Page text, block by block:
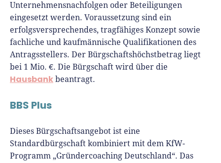
Unternehmensnachfolgen oder Beteiligungen
eingesetzt werden. Voraussetzung sind ein
erfolgsversprechendes, tragfähiges Konzept sowie
fachliche und kaufmännische Qualifikationen des
Antragsstellers. Der Bürgschaftshöchstbetrag liegt
bei 1 Mio. €. Die Bürgschaft wird über die
Hausbank beantragt.
BBS Plus
Dieses Bürgschaftsangebot ist eine
Standardbürgschaft kombiniert mit dem KfW-
Programm „Gründercoaching Deutschland“. Das